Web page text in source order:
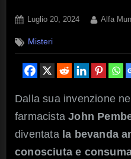
Posted
Luglio 20, 2024 By
Alfa
Misteri
Dalla sua invenzione nel
farmacistaJohn
diventata la bevanda
conosciuta e